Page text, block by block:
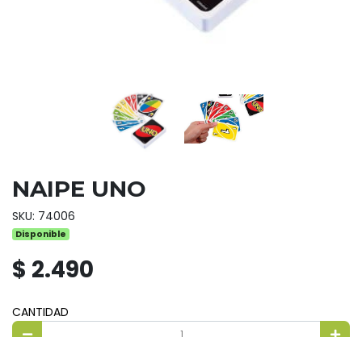
NAIPE UNO
SKU: 74006
Disponible
$ 2.490
CANTIDAD